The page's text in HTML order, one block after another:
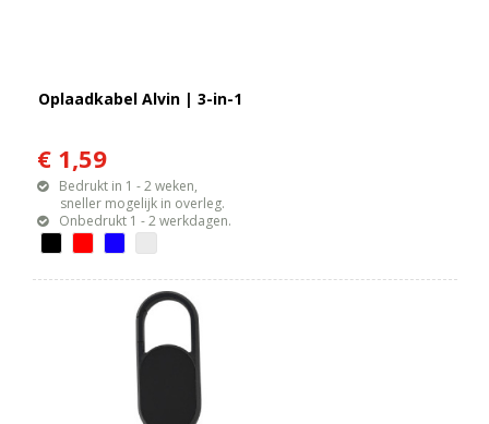
Oplaadkabel Alvin | 3-in-1
€ 1,59
Bedrukt in 1 - 2 weken,
sneller mogelijk in overleg.
Onbedrukt 1 - 2 werkdagen.